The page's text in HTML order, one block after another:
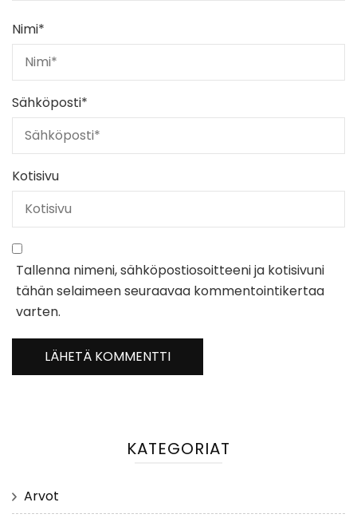
Nimi*
Sähköposti*
Kotisivu
Tallenna nimeni, sähköpostiosoitteeni ja kotisivuni
tähän selaimeen seuraavaa kommentointikertaa
varten.
KATEGORIAT
Arvot